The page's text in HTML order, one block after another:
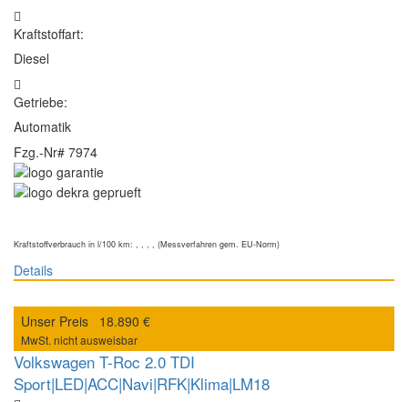
Kraftstoffart:
Diesel
Getriebe:
Automatik
Fzg.-Nr# 7974
Kraftstoffverbrauch in l/100 km: , , , , (Messverfahren gem. EU-Norm)
Details
Unser Preis 18.890 €
MwSt. nicht ausweisbar
Volkswagen T-Roc 2.0 TDI
Sport|LED|ACC|Navi|RFK|Klima|LM18